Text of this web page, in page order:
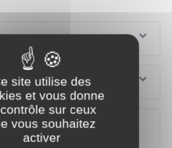
et formulaires
!
site utilise des
et vous donne
sur ceux
vous souhaitez
activer